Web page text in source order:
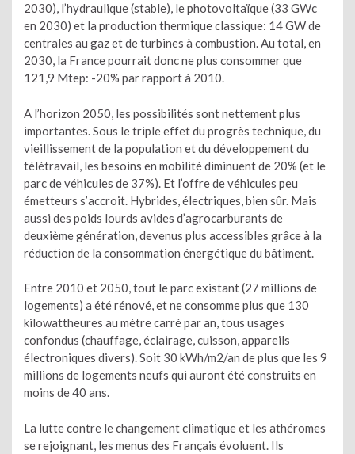
2030), l’hydraulique (stable), le photovoltaïque (33 GWc
en 2030) et la production thermique classique: 14 GW de
centrales au gaz et de turbines à combustion. Au total, en
2030, la France pourrait donc ne plus consommer que
121,9 Mtep: -20% par rapport à 2010.
A l’horizon 2050, les possibilités sont nettement plus
importantes. Sous le triple effet du progrès technique, du
vieillissement de la population et du développement du
télétravail, les besoins en mobilité diminuent de 20% (et le
parc de véhicules de 37%). Et l’offre de véhicules peu
émetteurs s’accroit. Hybrides, électriques, bien sûr. Mais
aussi des poids lourds avides d’agrocarburants de
deuxième génération, devenus plus accessibles grâce à la
réduction de la consommation énergétique du bâtiment.
Entre 2010 et 2050, tout le parc existant (27 millions de
logements) a été rénové, et ne consomme plus que 130
kilowattheures au mètre carré par an, tous usages
confondus (chauffage, éclairage, cuisson, appareils
électroniques divers). Soit 30 kWh/m2/an de plus que les 9
millions de logements neufs qui auront été construits en
moins de 40 ans.
La lutte contre le changement climatique et les athéromes
se rejoignant, les menus des Français évoluent. Ils